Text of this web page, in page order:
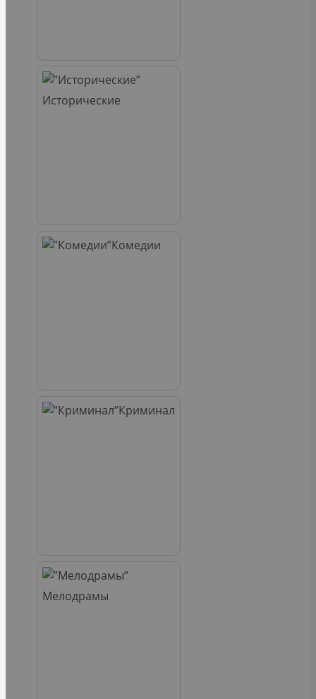
Исторические
Комедии
Криминал
Мелодрамы